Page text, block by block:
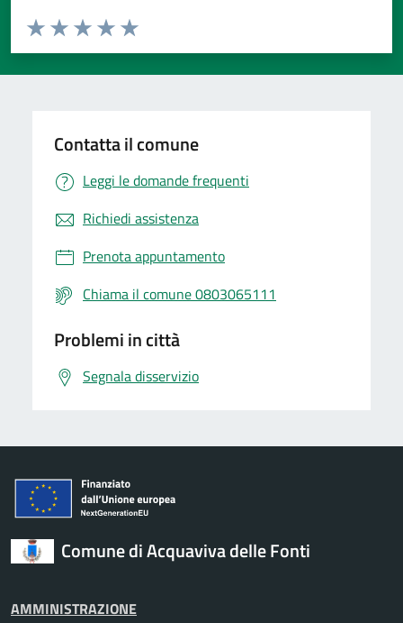
Valuta da 1 a 5 stelle la pagina
Valuta 5 stelle su 5
Valuta 4 stelle su 5
Valuta 3 stelle su 5
Valuta 2 stelle su 5
Valuta 1 stelle su 5
Contatta il comune
Leggi le domande frequenti
Richiedi assistenza
Prenota appuntamento
Chiama il comune 0803065111
Problemi in città
Segnala disservizio
Comune di Acquaviva delle Fonti
AMMINISTRAZIONE